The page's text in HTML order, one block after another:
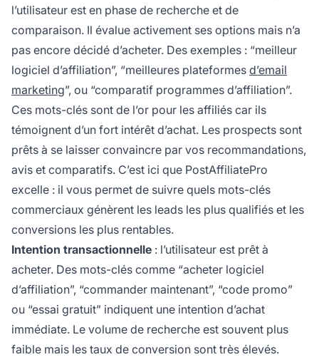
l’utilisateur est en phase de recherche et de
comparaison. Il évalue activement ses options mais n’a
pas encore décidé d’acheter. Des exemples : “meilleur
logiciel d’affiliation”, “meilleures plateformes d’email
marketing”, ou “comparatif programmes d’affiliation”.
Ces mots-clés sont de l’or pour les affiliés car ils
témoignent d’un fort intérêt d’achat. Les prospects sont
prêts à se laisser convaincre par vos recommandations,
avis et comparatifs. C’est ici que PostAffiliatePro
excelle : il vous permet de suivre quels mots-clés
commerciaux génèrent les leads les plus qualifiés et les
conversions les plus rentables.
Intention transactionnelle : l’utilisateur est prêt à
acheter. Des mots-clés comme “acheter logiciel
d’affiliation”, “commander maintenant”, “code promo”
ou “essai gratuit” indiquent une intention d’achat
immédiate. Le volume de recherche est souvent plus
faible mais les taux de conversion sont très élevés.